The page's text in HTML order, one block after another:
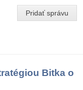
Pridať správu
Bitka o